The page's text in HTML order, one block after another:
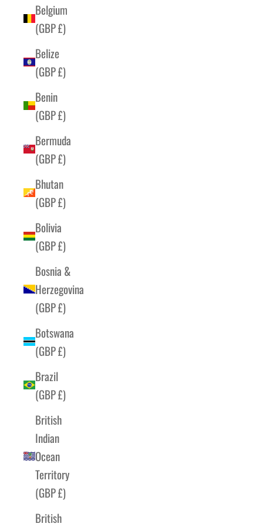
Belgium
(GBP £)
Belize
(GBP £)
Benin
(GBP £)
Bermuda
(GBP £)
Bhutan
(GBP £)
Bolivia
(GBP £)
Bosnia &
Herzegovina
(GBP £)
Botswana
(GBP £)
Brazil
(GBP £)
British
Indian
Ocean
Territory
(GBP £)
British